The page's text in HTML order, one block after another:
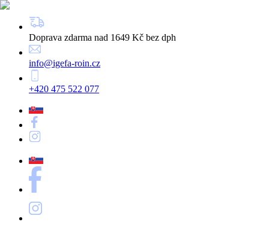
Doprava zdarma nad 1649 Kč bez dph
info@igefa-roin.cz
+420 475 522 077